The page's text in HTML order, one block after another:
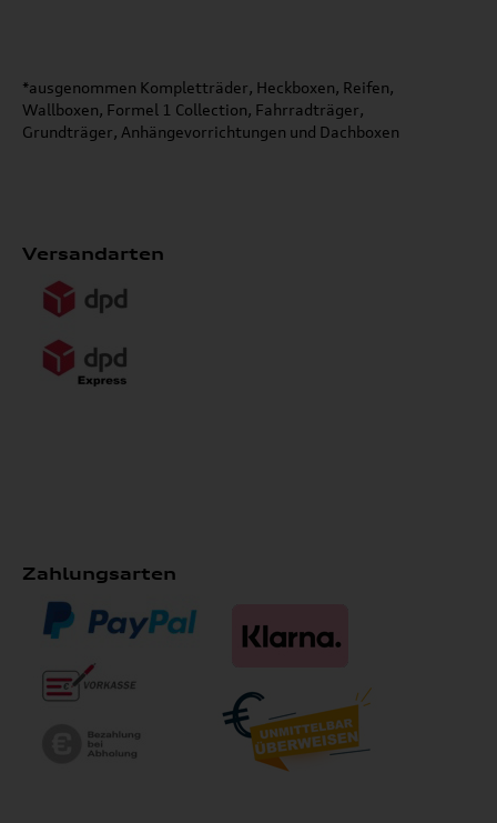
*ausgenommen Kompletträder, Heckboxen, Reifen,
Wallboxen, Formel 1 Collection, Fahrradträger,
Grundträger, Anhängevorrichtungen und Dachboxen
Versandarten
Zahlungsarten